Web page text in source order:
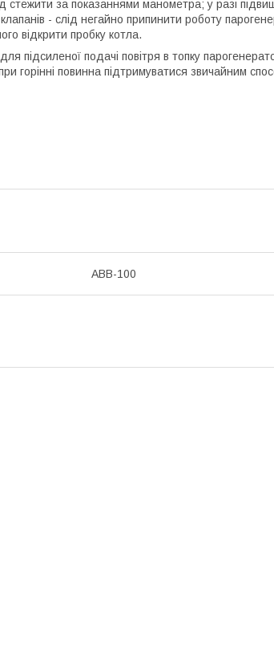
стежити за показаннями манометра; у разі
- слід негайно припинити роботу
відкрити пробку котла.
підсиленої подачі повітря в топку
горінні повинна підтримуватися звичайним
АВВ-100